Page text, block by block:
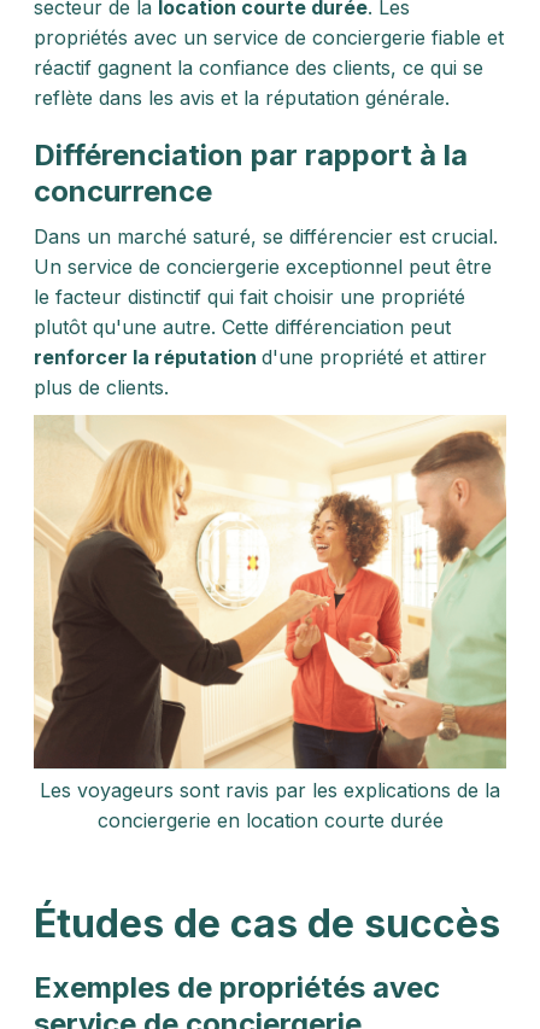
secteur de la location courte durée. Les
propriétés avec un service de conciergerie fiable et
réactif gagnent la confiance des clients, ce qui se
reflète dans les avis et la réputation générale.
Différenciation par rapport à la
concurrence
Dans un marché saturé, se différencier est crucial.
Un service de conciergerie exceptionnel peut être
le facteur distinctif qui fait choisir une propriété
plutôt qu'une autre. Cette différenciation peut
renforcer la réputation d'une propriété et attirer
plus de clients.
Les voyageurs sont ravis par les explications de la
conciergerie en location courte durée
Études de cas de succès
Exemples de propriétés avec